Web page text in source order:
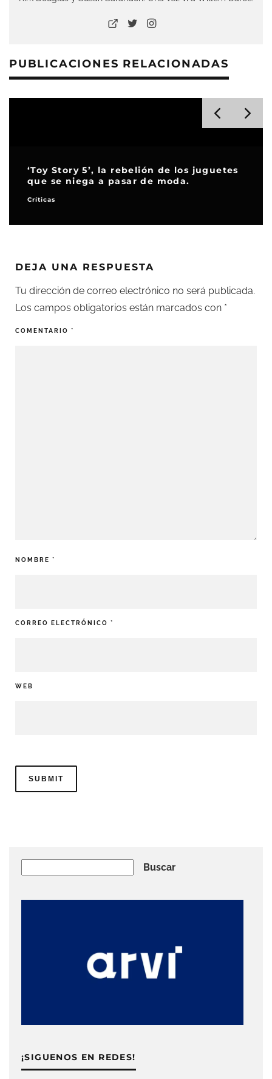
PUBLICACIONES RELACIONADAS
fenómeno de los deberes antes del
estreno
Especiales
DEJA UNA RESPUESTA
Tu dirección de correo electrónico no será publicada.
Los campos obligatorios están marcados con *
COMENTARIO *
NOMBRE *
CORREO ELECTRÓNICO *
WEB
Buscar
¡SIGUENOS EN REDES!